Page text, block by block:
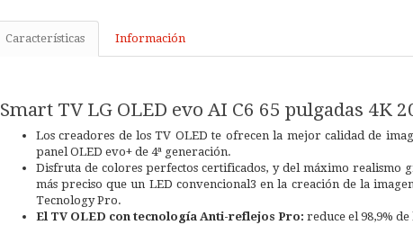
Características Información
Smart TV LG OLED evo AI C6 65 pulgadas 4K
Los creadores de los TV OLED te ofrecen la mejor calidad de
panel OLED evo+ de 4ª generación.
Disfruta de colores perfectos certificados, y del máximo realismo
más preciso que un LED convencional3 en la creación de la
Tecnology Pro.
El TV OLED con tecnología Anti-reflejos Pro: reduce el 98,9%